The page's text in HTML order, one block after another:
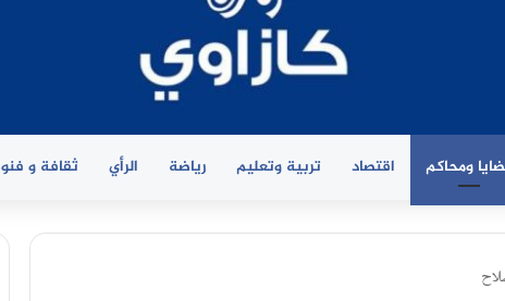
ومحاكم اقتصاد تربية وتعليم رياضة الرأي ثقافة و